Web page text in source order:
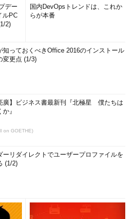
デー
ルPC
2)
国内DevOpsトレンドは、これか
らが本番
知っておくべきOffice 2016のインストール
変更点 (1/3)
廣】ビジネス書最新刊『北極星 僕たちは
』
on GOETHE)
ーリダイレクトでユーザープロファイルを
(1/2)